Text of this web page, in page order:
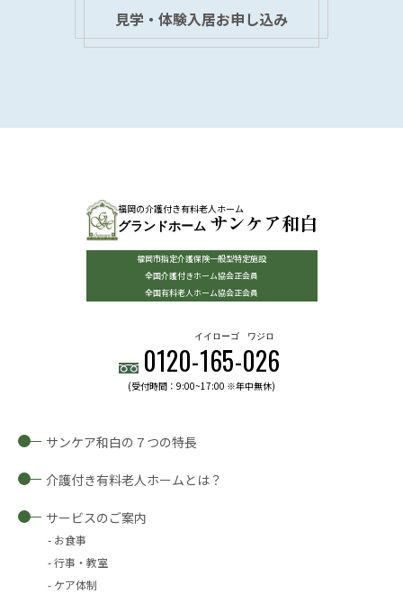
見学・体験入居お申し込み
福岡の介護付き有料老人ホーム
グランドホーム サンケア和白
福岡市指定介護保険一般型特定施設
全国介護付きホーム協会正会員
全国有料老人ホーム協会正会員
0120-165
イイローゴ
-026
ワジロ
(受付時間：9:00~17:00 ※年中無休)
サンケア和白の７つの特長
介護付き有料老人ホームとは？
サービスのご案内
お食事
行事・教室
ケア体制